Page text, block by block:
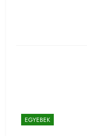
EGYEBEK